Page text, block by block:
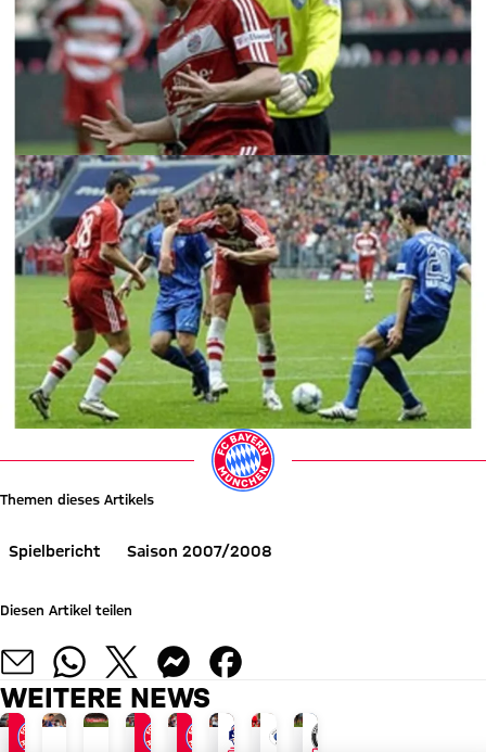
Themen dieses Artikels
Spielbericht Saison 2007/2008
Diesen Artikel teilen
WEITERE NEWS